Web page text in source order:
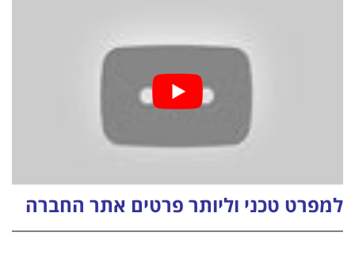
למפרט טכני וליותר פרטים אתר החברה